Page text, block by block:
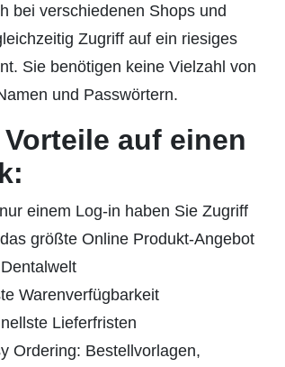
bei verschiedenen Shops und
Zugriff auf ein riesiges
Sie benötigen keine Vielzahl von
und Passwörtern.
Vorteile auf einen
einem Log-in haben Sie Zugriff
größte Online Produkt-Angebot
Warenverfügbarkeit
Lieferfristen
Ordering: Bestellvorlagen,